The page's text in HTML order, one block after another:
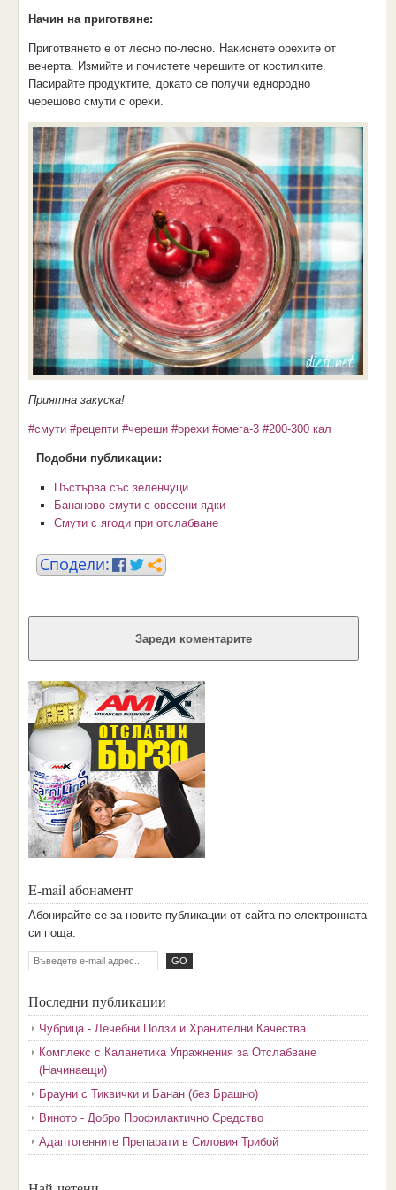
Начин на приготвяне:
Приготвянето е от лесно по-лесно. Накиснете орехите от
вечерта. Измийте и почистете черешите от костилките.
Пасирайте продуктите, докато се получи еднородно
черешово смути с орехи.
Приятна закуска!
#смути #рецепти #череши #орехи #омега-3 #200-300 кал
Подобни публикации:
Пъстърва със зеленчуци
Бананово смути с овесени ядки
Смути с ягоди при отслабване
Зареди коментарите
E-mail абонамент
Aбoниpaйтe ce зa нoвитe пyбликaции oт caйтa пo eлeктpoннaтa
cи пoщa.
Последни публикации
Чубрица - Лечебни Ползи и Хранителни Качества
Комплекс с Каланетика Упражнения за Отслабване
(Начинаещи)
Брауни с Тиквички и Банан (без Брашно)
Виното - Добро Профилактично Средство
Адаптогенните Препарати в Силовия Трибой